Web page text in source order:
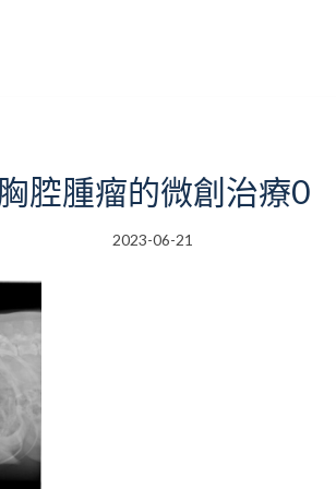
胸腔腫瘤的微創治療0
2023-06-21